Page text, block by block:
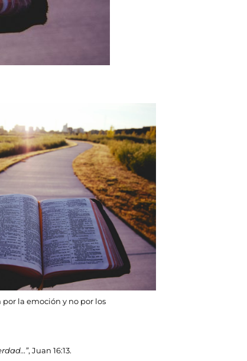
la emoción y no por los
, Juan 16:13.